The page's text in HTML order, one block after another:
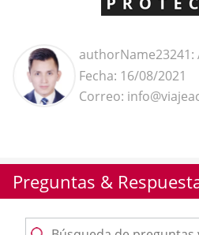
authorName23241:
Fecha: 16/08/2021
Correo:
Preguntas &